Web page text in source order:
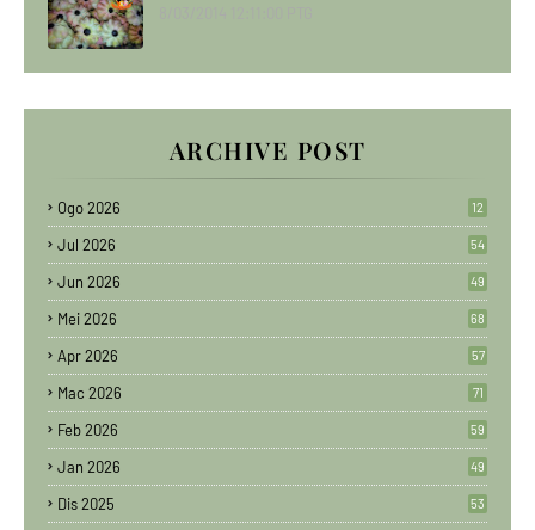
ARCHIVE POST
Ogo 2026 12
Jul 2026 54
Jun 2026 49
Mei 2026 68
Apr 2026 57
Mac 2026 71
Feb 2026 59
Jan 2026 49
Dis 2025 53